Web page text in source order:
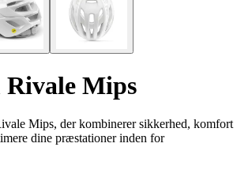
Mips
Mips, der kombinerer sikkerhed, komfort
dine præstationer inden for